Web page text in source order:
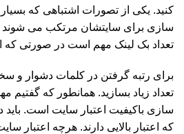
کنید. یکی از تصورات اشتباهی که
سازی برای سایتشان مرتکب می شوند
تعداد بک لینک مهم است در صورتی که
برای رتبه گرفتن در کلمات دشوار و
تعداد زیاد بسازید. همانطور که گفتیم
سازی باکیفیت اعتبار سایت است. باید
که اعتبار بالایی دارند. هرچه اعتبار